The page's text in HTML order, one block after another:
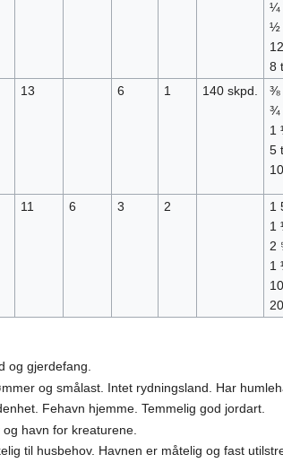
¼
½
8
13 6 1 140 skpd.
⅜
¾
1
5
11 6 3 2
1
1
2
1
og gjerdefang.
og smålast. Intet rydningsland. Har
Fehavn hjemme. Temmelig god jordart.
havn for kreaturene.
til husbehov. Havnen er måtelig og fast